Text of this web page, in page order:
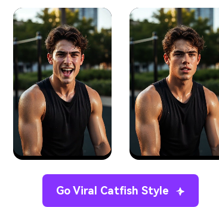
Go Viral Catfish Style